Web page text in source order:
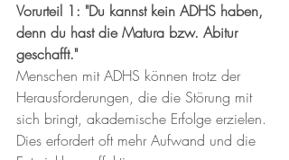
Vorurteil 1: "Du kannst kein ADHS haben,
denn du hast die Matura bzw. Abitur
geschafft."
Menschen mit ADHS können trotz der
Herausforderungen, die die Störung mit
sich bringt, akademische Erfolge erzielen.
Dies erfordert oft mehr Aufwand und die